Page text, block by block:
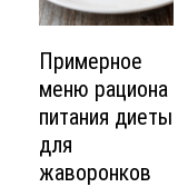
Примерное
меню рациона
питания диеты
для
жаворонков